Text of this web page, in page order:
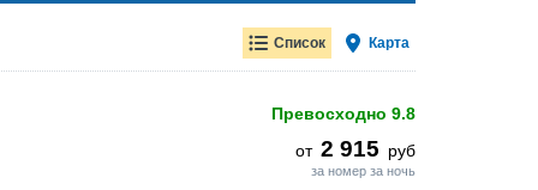
Список Карта
Превосходно 9.8
от 2 915 руб
за номер за ночь